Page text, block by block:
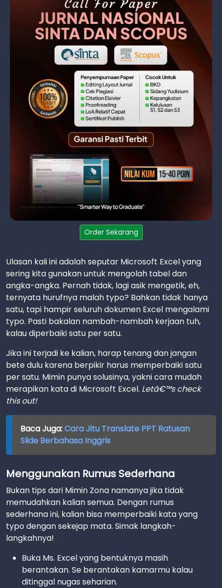
Order Sekarang
Ulasan kali ini adalah seputar Microsoft Excel yang
sering kita gunakan untuk mengolah tabel dan
angka-angka. Pernah tidak, lagi asik mengetik, eh,
ternyata hurufnya malah typo? Bahkan tidak hanya
satu, tapi hampir seluruh dokumen Excel mengalami
typo. Pasti bakalan nambah-nambah kerjaan tuh,
kalau diperbaiki satu per satu.
Jika ini terjadi ke kalian, harap tenang dan jangan
bete dulu karena berpikir harus memperbaiki satu
per satu. Mimin punya solusinya, yakni cara mudah
merapikan kata di Microsoft Excel. Letâ€™s check
this out!
Baca Juga:Cara Jitu Translate PPT Ratusan
Slide Berbahasa Inggris
Menggunakan Rumus Sederhana
Bukan tips dari Mimin Zona namanya jika tidak
memudahkan kalian semua. Dengan rumus
sederhana ini, kalian bisa memperbaiki kata yang
typo dengan sekejap mata. Simak langkah-
langkahnya!
Buka Ms. Excel yang bentuknya masih
berantakan. Se berantakan kamarmu kalau
ditinggal nugas seharian.